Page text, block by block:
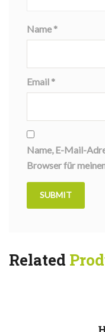
Name*
Email *
Name, E-Mail-
Browser für
Related